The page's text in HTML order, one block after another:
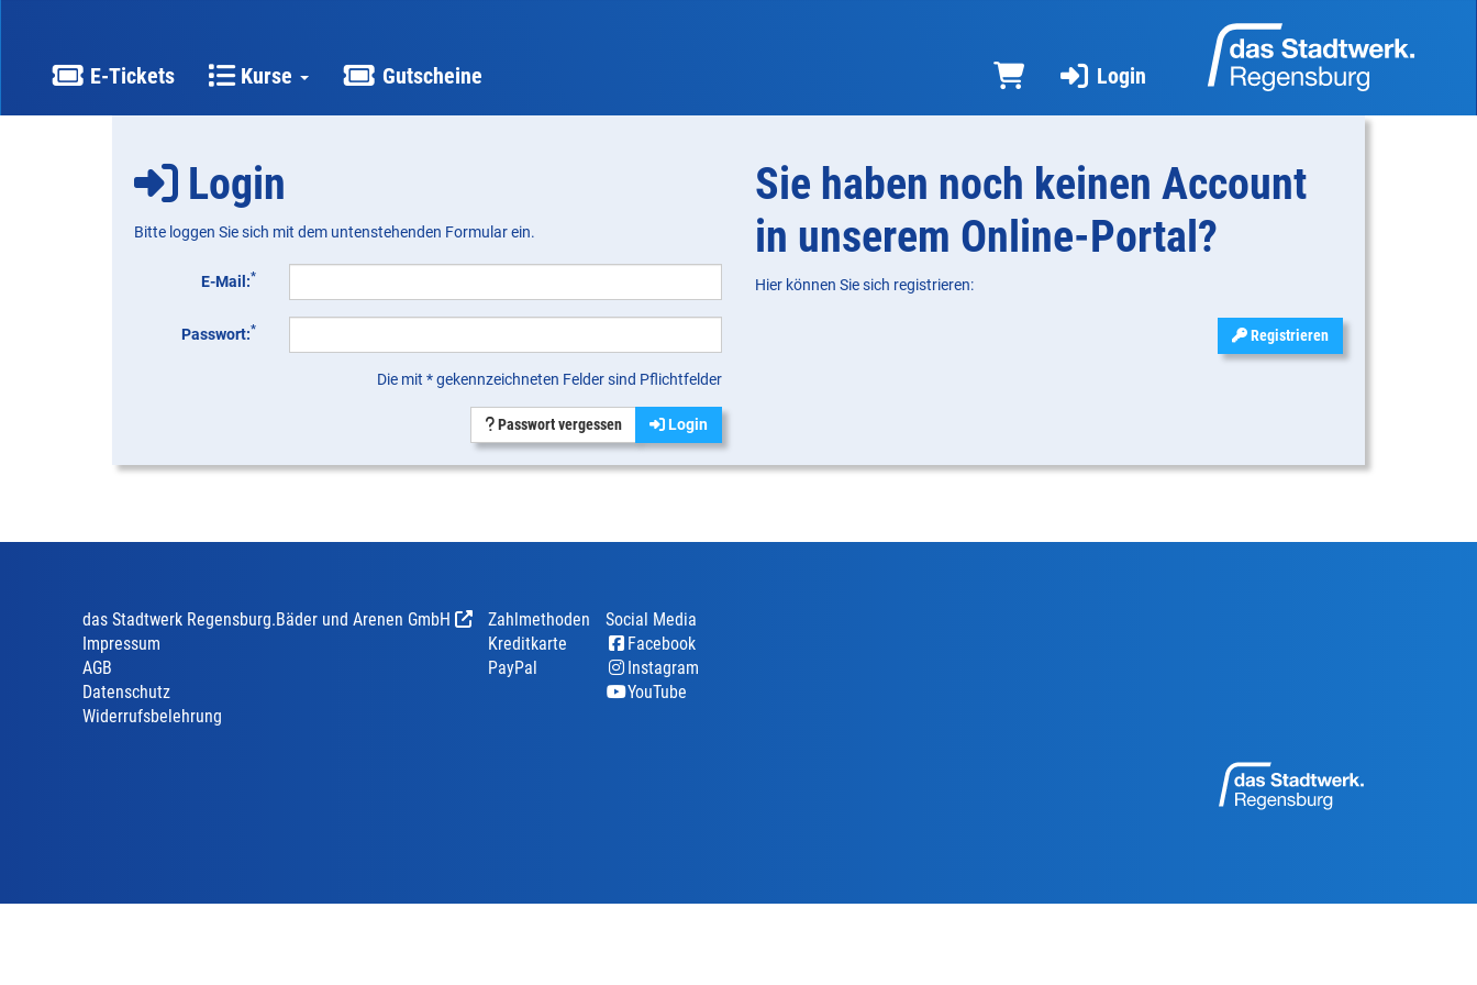
E-Tickets Kurse Gutscheine Login
Login
Bitte loggen Sie sich mit dem untenstehenden Formular ein.
E-Mail:*
Passwort:*
Die mit * gekennzeichneten Felder sind Pflichtfelder
Passwort vergessen Login
Sie haben noch keinen Account
in unserem Online-Portal?
Hier können Sie sich registrieren:
Registrieren
das Stadtwerk Regensburg.Bäder und Arenen GmbH
Impressum
AGB
Datenschutz
Widerrufsbelehrung
Zahlmethoden
Kreditkarte
PayPal
Social Media
Facebook
Instagram
YouTube